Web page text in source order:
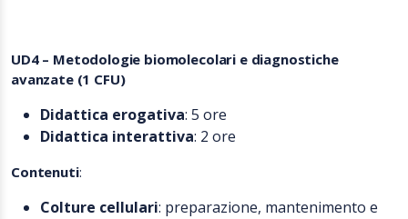
UD4 – Metodologie biomolecolari e diagnostiche
avanzate (1 CFU)
Didattica erogativa: 5 ore
Didattica interattiva: 2 ore
Contenuti:
Colture cellulari: preparazione, mantenimento e